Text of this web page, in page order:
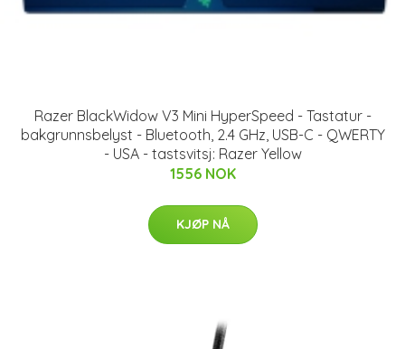
Razer BlackWidow V3 Mini HyperSpeed - Tastatur -
bakgrunnsbelyst - Bluetooth, 2.4 GHz, USB-C - QWERTY
- USA - tastsvitsj: Razer Yellow
1556 NOK
KJØP NÅ